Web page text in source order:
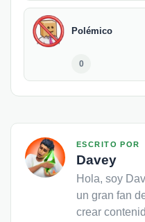
Polémico
0
ESCRITO POR
Davey
Hola, soy
un gran fan
crear